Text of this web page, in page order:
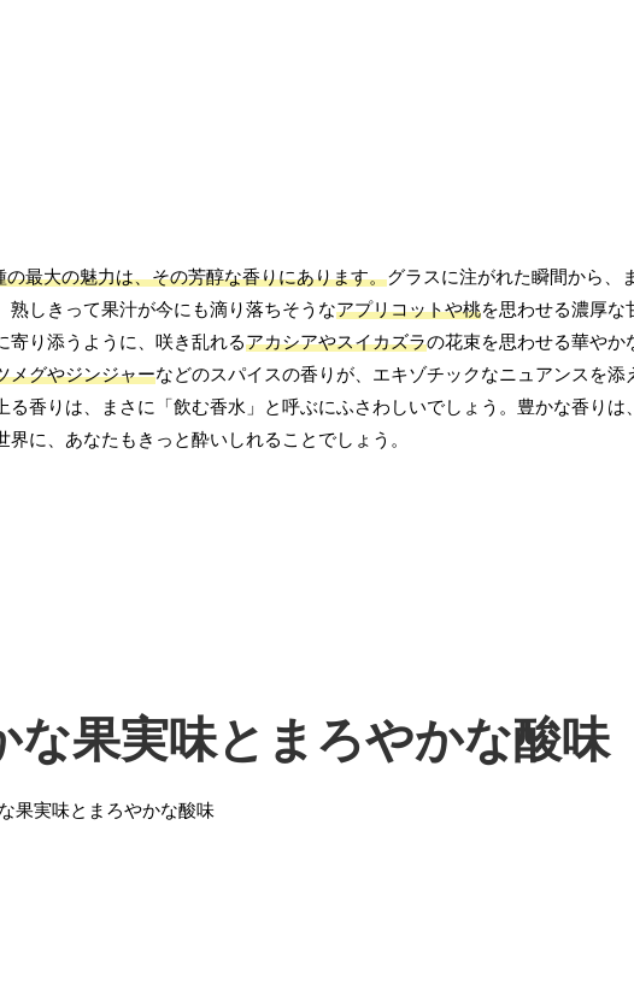
の最大の魅力は、その芳醇な香りにあります。グラスに注がれた瞬間から、
しきって果汁が今にも滴り落ちそうなアプリコットや桃を思わせる濃厚な
寄り添うように、咲き乱れるアカシアやスイカズラの花束を思わせる華やか
メグやジンジャーなどのスパイスの香りが、エキゾチックなニュアンスを添
香りは、まさに「飲む香水」と呼ぶにふさわしいでしょう。豊かな香りは、
に、あなたもきっと酔いしれることでしょう。
な果実味とまろやかな酸味